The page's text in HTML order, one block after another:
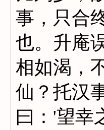
事，只合
也。升庵
相如渴，
仙？托汉
曰：'望幸